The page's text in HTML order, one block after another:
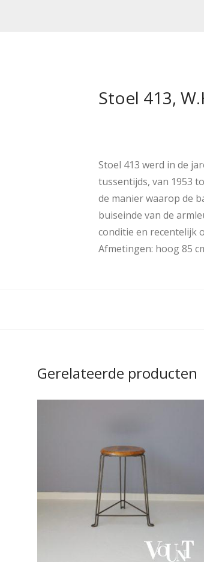
Stoel 413,
Stoel 413 werd in de
tussentijds, van 1953
de manier waarop de
buiseinde van de
conditie en recentelijk
Afmetingen: hoog 85
Gerelateerde producten